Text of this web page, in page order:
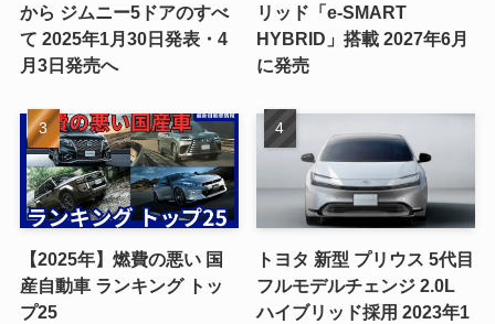
から ジムニー5ドアのすべ
て 2025年1月30日発表・4
月3日発売へ
リッド「e-SMART
HYBRID」搭載 2027年6月
に発売
【2025年】燃費の悪い 国
産自動車 ランキング トッ
プ25
トヨタ 新型 プリウス 5代目
フルモデルチェンジ 2.0L
ハイブリッド採用 2023年1